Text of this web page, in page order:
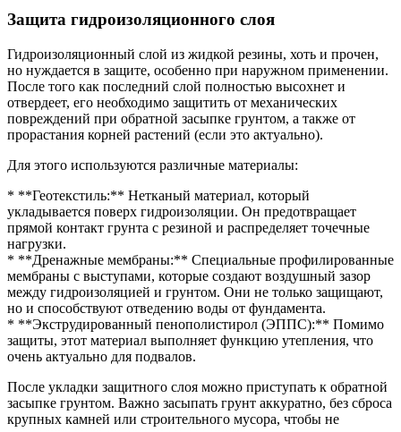
Защита гидроизоляционного слоя
Гидроизоляционный слой из жидкой резины, хоть и прочен,
но нуждается в защите, особенно при наружном применении.
После того как последний слой полностью высохнет и
отвердеет, его необходимо защитить от механических
повреждений при обратной засыпке грунтом, а также от
прорастания корней растений (если это актуально).
Для этого используются различные материалы:
* **Геотекстиль:** Нетканый материал, который
укладывается поверх гидроизоляции. Он предотвращает
прямой контакт грунта с резиной и распределяет точечные
нагрузки.
* **Дренажные мембраны:** Специальные профилированные
мембраны с выступами, которые создают воздушный зазор
между гидроизоляцией и грунтом. Они не только защищают,
но и способствуют отведению воды от фундамента.
* **Экструдированный пенополистирол (ЭППС):** Помимо
защиты, этот материал выполняет функцию утепления, что
очень актуально для подвалов.
После укладки защитного слоя можно приступать к обратной
засыпке грунтом. Важно засыпать грунт аккуратно, без сброса
крупных камней или строительного мусора, чтобы не